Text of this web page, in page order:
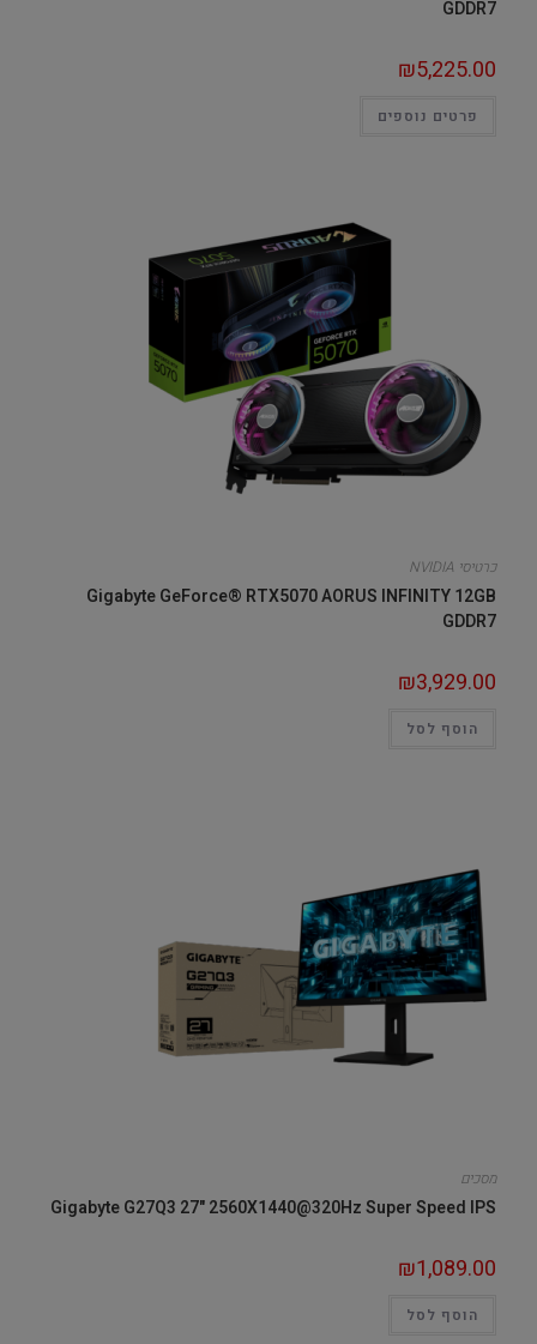
GDDR7
₪5,225.00
פרטים נוספים
כרטיסי NVIDIA
Gigabyte GeForce® RTX5070 AORUS INFINITY 12GB
GDDR7
₪3,929.00
הוסף לסל
מסכים
Gigabyte G27Q3 27" 2560X1440@320Hz Super Speed IPS
₪1,089.00
הוסף לסל